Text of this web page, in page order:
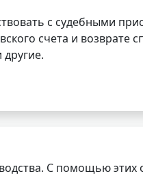
с судебными
счета и возврате
С помощью этих